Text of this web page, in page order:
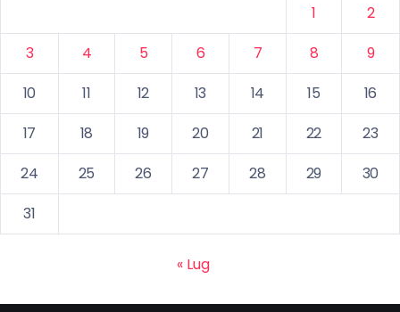
1
2
3
4 5 6 7 8
9
10
11 12 13 14 15
16
17
18 19 20 21 22
23
24
25 26 27 28 29
30
31
« Lug